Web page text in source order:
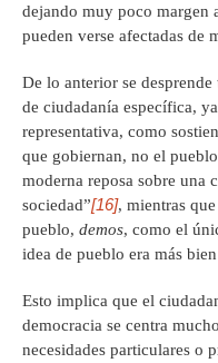
dejando muy poco margen
pueden verse afectadas de
De lo anterior se
de ciudadanía específica,
representativa, como
que gobiernan, no el
moderna reposa sobre una
sociedad”[16], mientras
pueblo, demos, como el
idea de pueblo era más
Esto implica que el
democracia se centra
necesidades particulares o